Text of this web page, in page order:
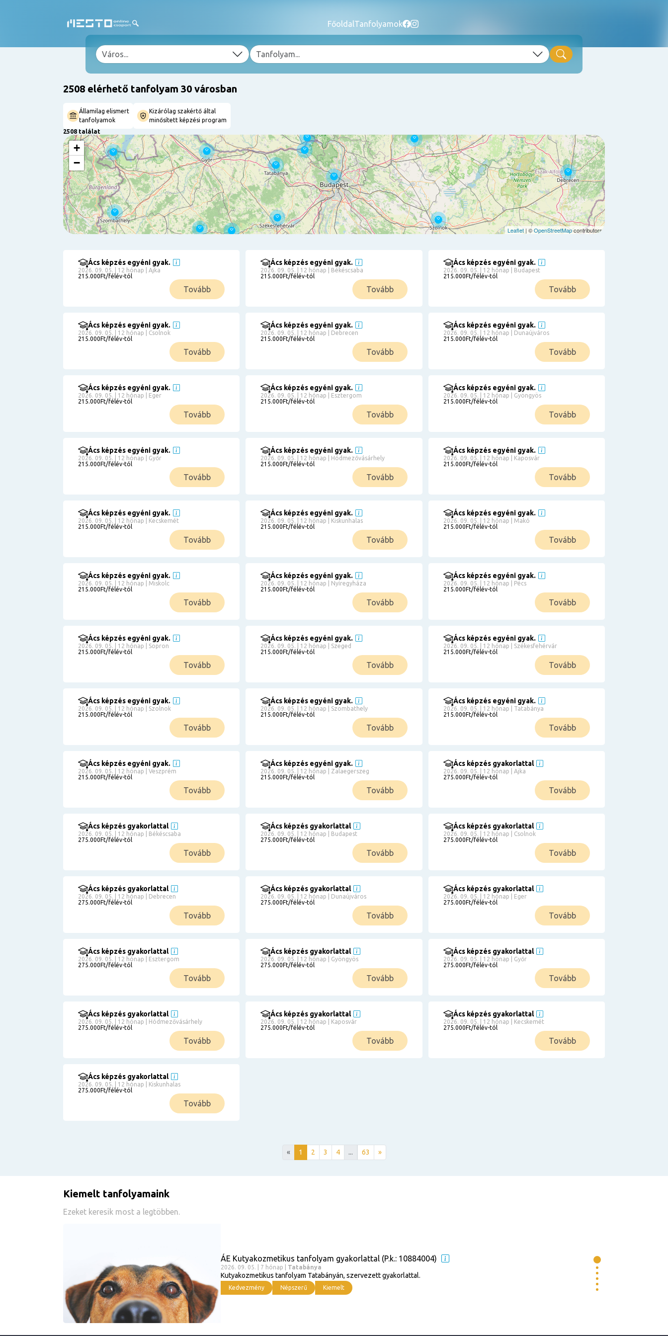
Főoldal Tanfolyamok
2508 elérhető tanfolyam 30 városban
Államilag elismert
tanfolyamok
Kizárólag szakértő által
minősített képzési program
2508 találat
+
−
Leaflet | ©OpenStreetMapcontributors
Szűrés
Érettségi
Részletfizetéssel
Ács képzés egyéni gyak.
2026. 09. 05. | 12 hónap | Ajka
215.000Ft/félév-tól
Tovább
Ács képzés egyéni gyak.
2026. 09. 05. | 12 hónap | Békéscsaba
215.000Ft/félév-tól
Tovább
Ács képzés egyéni gyak.
2026. 09. 05. | 12 hónap | Budapest
215.000Ft/félév-tól
Tovább
Ács képzés egyéni gyak.
2026. 09. 05. | 12 hónap | Csolnok
215.000Ft/félév-tól
Tovább
Ács képzés egyéni gyak.
2026. 09. 05. | 12 hónap | Debrecen
215.000Ft/félév-tól
Tovább
Ács képzés egyéni gyak.
2026. 09. 05. | 12 hónap | Dunaújváros
215.000Ft/félév-tól
Tovább
Ács képzés egyéni gyak.
2026. 09. 05. | 12 hónap | Eger
215.000Ft/félév-tól
Tovább
Ács képzés egyéni gyak.
2026. 09. 05. | 12 hónap | Esztergom
215.000Ft/félév-tól
Tovább
Ács képzés egyéni gyak.
2026. 09. 05. | 12 hónap | Gyöngyös
215.000Ft/félév-tól
Tovább
Ács képzés egyéni gyak.
2026. 09. 05. | 12 hónap | Győr
215.000Ft/félév-tól
Tovább
Ács képzés egyéni gyak.
2026. 09. 05. | 12 hónap | Hódmezővásárhely
215.000Ft/félév-tól
Tovább
Ács képzés egyéni gyak.
2026. 09. 05. | 12 hónap | Kaposvár
215.000Ft/félév-tól
Tovább
Ács képzés egyéni gyak.
2026. 09. 05. | 12 hónap | Kecskemét
215.000Ft/félév-tól
Tovább
Ács képzés egyéni gyak.
2026. 09. 05. | 12 hónap | Kiskunhalas
215.000Ft/félév-tól
Tovább
Ács képzés egyéni gyak.
2026. 09. 05. | 12 hónap | Makó
215.000Ft/félév-tól
Tovább
Ács képzés egyéni gyak.
2026. 09. 05. | 12 hónap | Miskolc
215.000Ft/félév-tól
Tovább
Ács képzés egyéni gyak.
2026. 09. 05. | 12 hónap | Nyíregyháza
215.000Ft/félév-tól
Tovább
Ács képzés egyéni gyak.
2026. 09. 05. | 12 hónap | Pécs
215.000Ft/félév-tól
Tovább
Ács képzés egyéni gyak.
2026. 09. 05. | 12 hónap | Sopron
215.000Ft/félév-tól
Tovább
Ács képzés egyéni gyak.
2026. 09. 05. | 12 hónap | Szeged
215.000Ft/félév-tól
Tovább
Ács képzés egyéni gyak.
2026. 09. 05. | 12 hónap | Székesfehérvár
215.000Ft/félév-tól
Tovább
Ács képzés egyéni gyak.
2026. 09. 05. | 12 hónap | Szolnok
215.000Ft/félév-tól
Tovább
Ács képzés egyéni gyak.
2026. 09. 05. | 12 hónap | Szombathely
215.000Ft/félév-tól
Tovább
Ács képzés egyéni gyak.
2026. 09. 05. | 12 hónap | Tatabánya
215.000Ft/félév-tól
Tovább
Ács képzés egyéni gyak.
2026. 09. 05. | 12 hónap | Veszprém
215.000Ft/félév-tól
Tovább
Ács képzés egyéni gyak.
2026. 09. 05. | 12 hónap | Zalaegerszeg
215.000Ft/félév-tól
Tovább
Ács képzés gyakorlattal
2026. 09. 05. | 12 hónap | Ajka
275.000Ft/félév-tól
Tovább
Ács képzés gyakorlattal
2026. 09. 05. | 12 hónap | Békéscsaba
275.000Ft/félév-tól
Tovább
Ács képzés gyakorlattal
2026. 09. 05. | 12 hónap | Budapest
275.000Ft/félév-tól
Tovább
Ács képzés gyakorlattal
2026. 09. 05. | 12 hónap | Csolnok
275.000Ft/félév-tól
Tovább
Ács képzés gyakorlattal
2026. 09. 05. | 12 hónap | Debrecen
275.000Ft/félév-tól
Tovább
Ács képzés gyakorlattal
2026. 09. 05. | 12 hónap | Dunaújváros
275.000Ft/félév-tól
Tovább
Ács képzés gyakorlattal
2026. 09. 05. | 12 hónap | Eger
275.000Ft/félév-tól
Tovább
Ács képzés gyakorlattal
2026. 09. 05. | 12 hónap | Esztergom
275.000Ft/félév-tól
Tovább
Ács képzés gyakorlattal
2026. 09. 05. | 12 hónap | Gyöngyös
275.000Ft/félév-tól
Tovább
Ács képzés gyakorlattal
2026. 09. 05. | 12 hónap | Győr
275.000Ft/félév-tól
Tovább
Ács képzés gyakorlattal
2026. 09. 05. | 12 hónap | Hódmezővásárhely
275.000Ft/félév-tól
Tovább
Ács képzés gyakorlattal
2026. 09. 05. | 12 hónap | Kaposvár
275.000Ft/félév-tól
Tovább
Ács képzés gyakorlattal
2026. 09. 05. | 12 hónap | Kecskemét
275.000Ft/félév-tól
Tovább
Ács képzés gyakorlattal
2026. 09. 05. | 12 hónap | Kiskunhalas
275.000Ft/félév-tól
Tovább
« 1 2 3 4 ... 63 »
Kiemelt tanfolyamaink
Ezeket keresik most a legtöbben.
ÁE Kutyakozmetikus tanfolyam gyakorlattal (P.k.: 10884004)
2026. 09. 05. | 7 hónap | Tatabánya
Kutyakozmetikus tanfolyam Tatabányán, szervezett gyakorlattal.
Kedvezmény Népszerű Kiemelt